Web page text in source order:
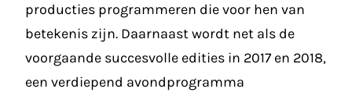
producties programmeren die voor hen van
betekenis zijn. Daarnaast wordt net als de
voorgaande succesvolle edities in 2017 en 2018,
een verdiepend avondprogramma